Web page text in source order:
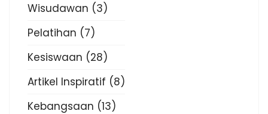
Wisudawan (3)
Pelatihan (7)
Kesiswaan (28)
Artikel Inspiratif (8)
Kebangsaan (13)